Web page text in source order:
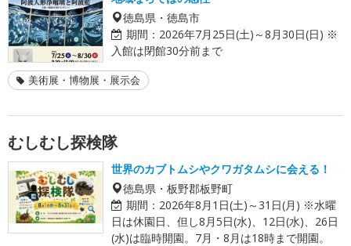
徳島県・徳島市
期間： 2026年7月25日(土)～8月30日(日) ※
入館は閉館30分前まで
美術展・博物展・展示会
むしむし探検隊
世界のカブトムシやクワガタムシに会える！
徳島県・板野郡板野町
期間： 2026年8月1日(土)～31日(月) ※水曜
日は休園日、但し8月5日(水)、12日(水)、26日
(水)は臨時開園。7月・8月は18時まで開園。